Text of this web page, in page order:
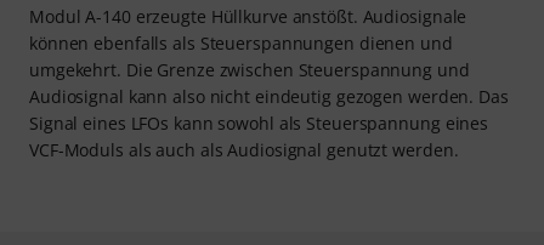
Modul A-140 erzeugte Hüllkurve anstößt. Audiosignale
können ebenfalls als Steuerspannungen dienen und
umgekehrt. Die Grenze zwischen Steuerspannung und
Audiosignal kann also nicht eindeutig gezogen werden. Das
Signal eines LFOs kann sowohl als Steuerspannung eines
VCF-Moduls als auch als Audiosignal genutzt werden.